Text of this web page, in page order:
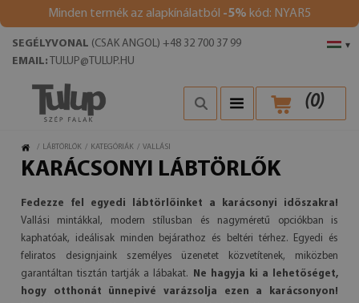
Minden termék az alapkínálatból -5% kód: NYAR5
▾
SEGÉLYVONAL (CSAK ANGOL) +48 32 700 37 99
EMAIL: TULUP@TULUP.HU
(0)
/ LÁBTÖRLŐK / KATEGÓRIÁK / VALLÁSI
KARÁCSONYI LÁBTÖRLŐK
Fedezze fel egyedi lábtörlőinket a karácsonyi időszakra!
Vallási mintákkal, modern stílusban és nagyméretű opciókban is
kaphatóak, ideálisak minden bejárathoz és beltéri térhez. Egyedi és
feliratos designjaink személyes üzenetet közvetítenek, miközben
garantáltan tisztán tartják a lábakat.
Ne hagyja ki a lehetőséget,
hogy otthonát ünnepivé varázsolja ezen a karácsonyon!